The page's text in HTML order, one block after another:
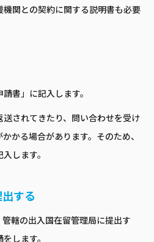
関との契約に関する説明書も必要
書」に記入します。
されてきたり、問い合わせを受け
かる場合があります。そのため、
します。
する
轄の出入国在留管理局に提出す
します。